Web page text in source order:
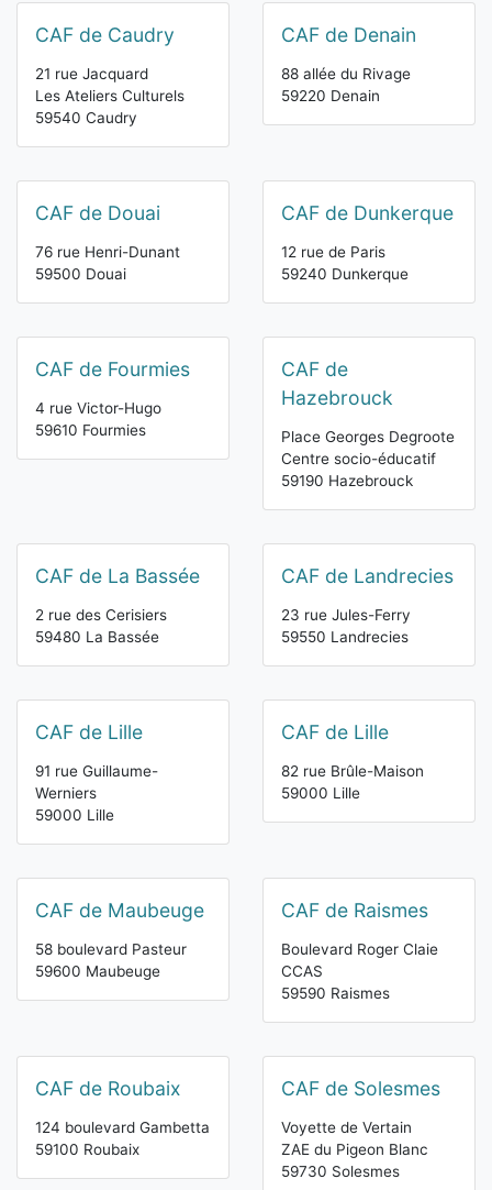
CAF de Caudry
21 rue Jacquard
Les Ateliers Culturels
59540 Caudry
CAF de Denain
88 allée du Rivage
59220 Denain
CAF de Douai
76 rue Henri-Dunant
59500 Douai
CAF de Dunkerque
12 rue de Paris
59240 Dunkerque
CAF de Fourmies
4 rue Victor-Hugo
59610 Fourmies
CAF de
Hazebrouck
Place Georges Degroote
Centre socio-éducatif
59190 Hazebrouck
CAF de La Bassée
2 rue des Cerisiers
59480 La Bassée
CAF de Landrecies
23 rue Jules-Ferry
59550 Landrecies
CAF de Lille
91 rue Guillaume-
Werniers
59000 Lille
CAF de Lille
82 rue Brûle-Maison
59000 Lille
CAF de Maubeuge
58 boulevard Pasteur
59600 Maubeuge
CAF de Raismes
Boulevard Roger Claie
CCAS
59590 Raismes
CAF de Roubaix
124 boulevard Gambetta
59100 Roubaix
CAF de Solesmes
Voyette de Vertain
ZAE du Pigeon Blanc
59730 Solesmes